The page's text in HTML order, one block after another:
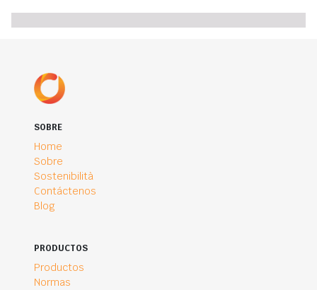
SOBRE
Home
Sobre
Sostenibilità
Contáctenos
Blog
PRODUCTOS
Productos
Normas